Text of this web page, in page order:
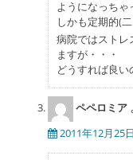
ようになっちゃ
しかも定期的(
病院ではストレ
ますが・・・
どうすれば良い
ペペロミア
2011年12月25